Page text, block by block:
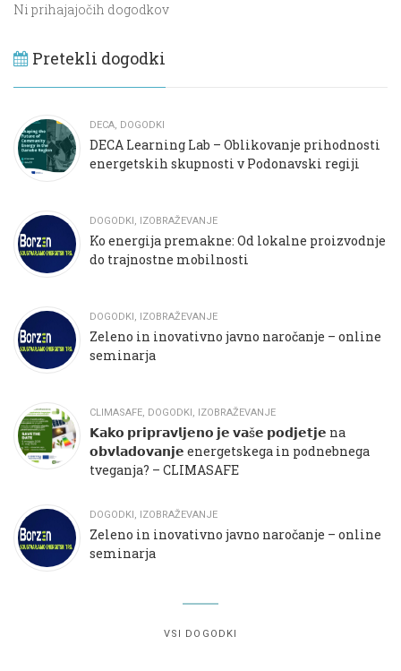
Ni prihajajočih dogodkov
Pretekli dogodki
DECA, DOGODKI
DECA Learning Lab – Oblikovanje prihodnosti
energetskih skupnosti v Podonavski regiji
DOGODKI, IZOBRAŽEVANJE
Ko energija premakne: Od lokalne proizvodnje
do trajnostne mobilnosti
DOGODKI, IZOBRAŽEVANJE
Zeleno in inovativno javno naročanje – online
seminarja
CLIMASAFE, DOGODKI, IZOBRAŽEVANJE
𝗞𝗮𝗸𝗼 𝗽𝗿𝗶𝗽𝗿𝗮𝘃𝗹𝗷𝗲𝗻𝗼 𝗷𝗲 𝘃𝗮š𝗲 𝗽𝗼𝗱𝗷𝗲𝘁𝗷𝗲 na
𝗼𝗯𝘃𝗹𝗮𝗱𝗼𝘃𝗮𝗻𝗷𝗲 energetskega in podnebnega
tveganja? – CLIMASAFE
DOGODKI, IZOBRAŽEVANJE
Zeleno in inovativno javno naročanje – online
seminarja
VSI DOGODKI